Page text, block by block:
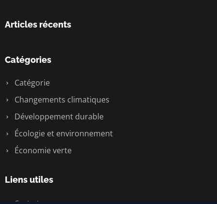
Articles récents
Catégories
Catégorie
Changements climatiques
Développement durable
Écologie et environnement
Économie verte
Liens utiles